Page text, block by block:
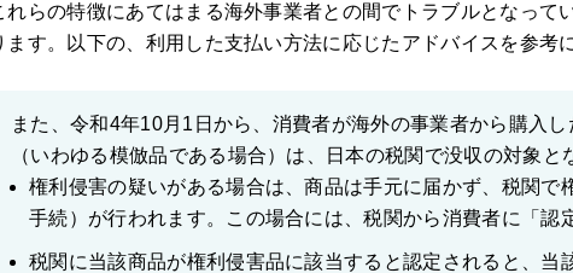
れらの特徴にあてはまる海外事業者との間でトラブルとなっ
ます。以下の、利用した支払い方法に応じたアドバイスを参考
また、令和4年10月1日から、消費者が海外の事業者から購入
（いわゆる模倣品である場合）は、日本の税関で没収の対象と
権利侵害の疑いがある場合は、商品は手元に届かず、税関
手続）が行われます。この場合には、税関から消費者に「認
税関に当該商品が権利侵害品に該当すると認定されると、当